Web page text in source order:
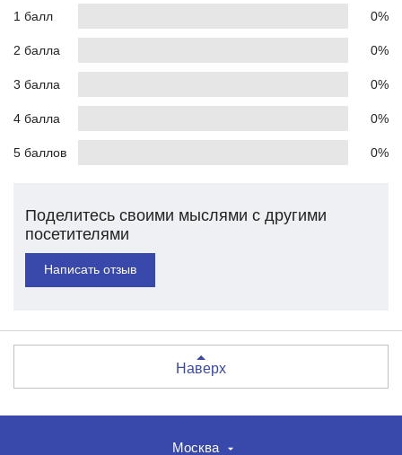
1 балл 0%
2 балла 0%
3 балла 0%
4 балла 0%
5 баллов 0%
Поделитесь своими мыслями с другими
посетителями
Написать отзыв
Наверх
Москва